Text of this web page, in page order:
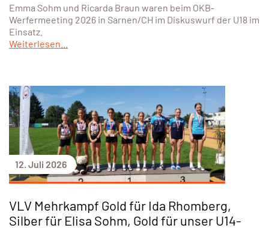
Emma Sohm und Ricarda Braun waren beim OKB-
Werfermeeting 2026 in Sarnen/CH im Diskuswurf der U18 im
Einsatz.
Weiterlesen...
12. Juli 2026
VLV Mehrkampf Gold für Ida Rhomberg,
Silber für Elisa Sohm, Gold für unser U14-